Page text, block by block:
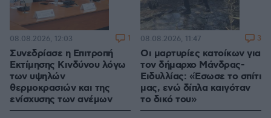
Συνεδρίασε η Επιτροπή
Εκτίμησης Κινδύνου λόγω
των υψηλών
θερμοκρασιών και της
ενίσχυσης των ανέμων
08.08.2026, 12:03 1
Οι μαρτυρίες κατοίκων για
τον δήμαρχο Μάνδρας-
Ειδυλλίας: «Έσωσε το σπίτι
μας, ενώ δίπλα καιγόταν
το δικό του»
08.08.2026, 11:47 3